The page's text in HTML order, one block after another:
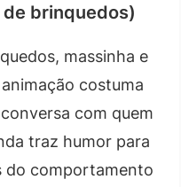
de brinquedos)
massinha e
costuma
com quem
traz humor para
do comportamento